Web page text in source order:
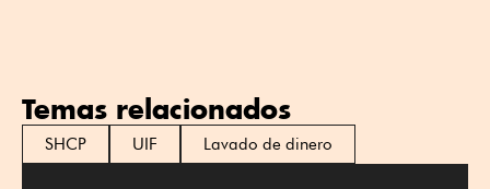
Temas relacionados
SHCP UIF Lavado de dinero